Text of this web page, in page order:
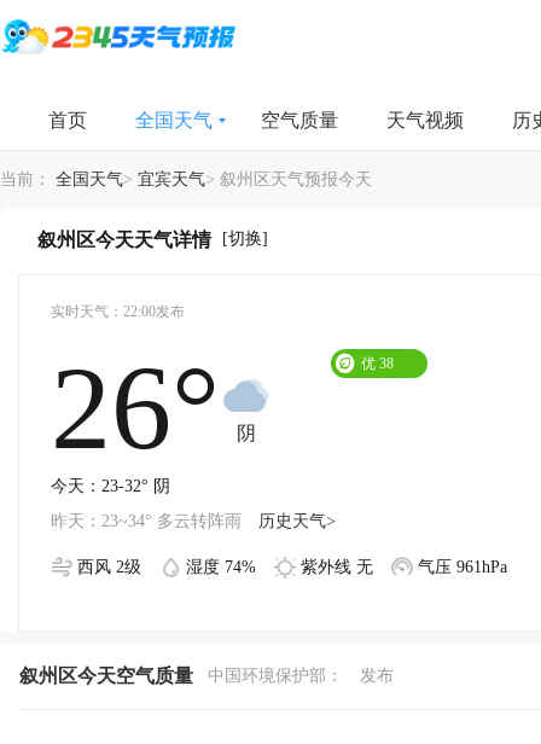
首页 全国天气 空气质量 天气视频 历
当前： 全国天气> 宜宾天气> 叙州区天气预报今天
叙州区今天天气详情 [切换]
实时天气：22:00发布
26° 阴
优 38
今天：23-32° 阴
昨天：23~34° 多云转阵雨
历史天气>
西风 2级 湿度 74% 紫外线 无 气压 961hPa
叙州区今天空气质量 中国环境保护部： 发布